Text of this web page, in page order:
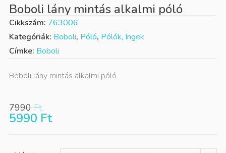
Boboli lány mintás alkalmi póló
Cikkszám: 763006
Kategóriák: Boboli, Póló, Pólók, Ingek
Címke: Boboli
Boboli lány mintás alkalmi póló
7990Ft
5990 Ft